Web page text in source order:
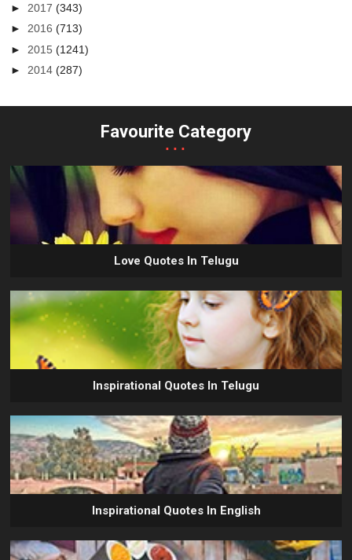
► 2017(343)
►2016(713)
► 2015(1241)
►2014(287)
Favourite Category
...
Love Quotes In Telugu
Inspirational Quotes In Telugu
Inspirational Quotes In English